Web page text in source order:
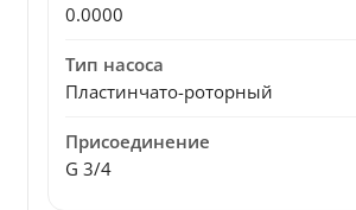
0.0000
Тип насоса
Пластинчато-роторный
Присоединение
G 3/4